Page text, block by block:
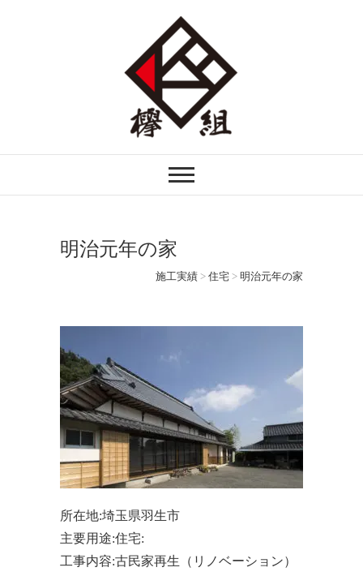
欅組｜けやきぐみ
かした木の家づくりを行う技術者集団で
明治元年の家
施工実績 > 住宅 > 明治元年の家
所在地:埼玉県羽生市
主要用途:住宅:
工事内容:古民家再生（リノベーション）